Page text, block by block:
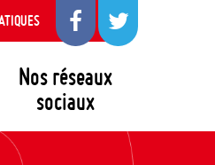
Nos réseaux
sociaux